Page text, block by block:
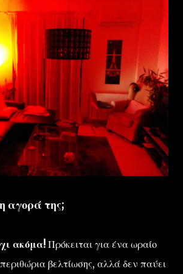
αγορά της;
ακόμα! Πρόκειται για ένα ωραίο
βελτίωσης, αλλά δεν παύει